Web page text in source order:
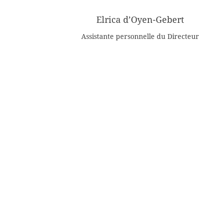
Elrica d’Oyen-Gebert
Assistante personnelle du Directeur